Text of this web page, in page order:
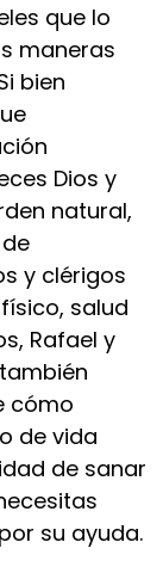
que lo
maneras
bien
Dios y
natural,
y clérigos
salud
Rafael y
cómo
de vida
de sanar
su ayuda.